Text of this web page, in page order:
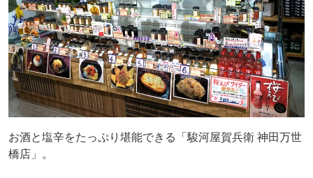
お酒と塩辛をたっぷり堪能できる「駿河屋賀兵衛 神田万世
橋店」。